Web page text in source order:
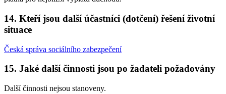
14. Kteří jsou další účastníci (dotčení) řešení životní
situace
Česká správa sociálního zabezpečení
15. Jaké další činnosti jsou po žadateli požadovány
Další činnosti nejsou stanoveny.